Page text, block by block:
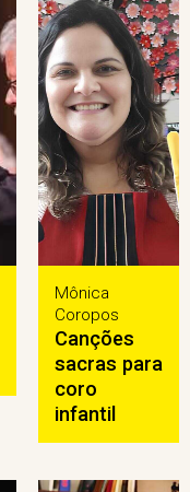
Mônica
Coropos
Canções
sacras para
coro
infantil